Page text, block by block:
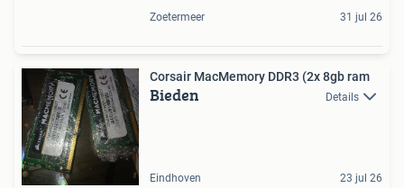
Zoetermeer 31 jul 26
Corsair MacMemory DDR3 (2x 8gb ram
Bieden Details
Eindhoven 23 jul 26